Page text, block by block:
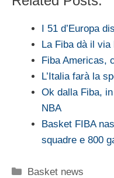
I 51 d’Europa
La Fiba dà il
Fiba Americas,
L’Italia farà la
Ok dalla Fiba,
NBA
Basket FIBA
squadre e 800
Categorie
Basket news